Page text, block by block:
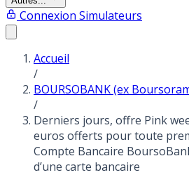
Connexion Simulateurs
Accueil
/
BOURSOBANK (ex
/
Derniers jours, offre Pink
euros offerts pour toute
Compte Bancaire
d’une carte bancaire